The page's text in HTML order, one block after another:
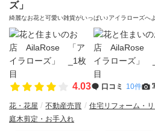
ズ」
綺麗なお花と可愛い雑貨がいっぱい♪アイラローズへ
4.03 口コミ 10件
花・花屋 不動産売買
住宅リフォーム・
庭木剪定・お手入れ